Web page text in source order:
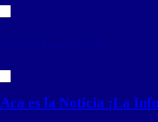
Aca es la Noticia ¡La